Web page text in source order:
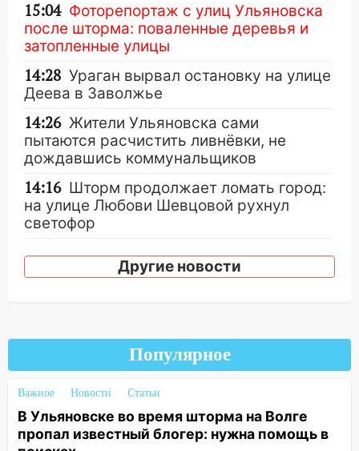
15:04 Фоторепортаж с улиц Ульяновска
после шторма: поваленные деревья и
затопленные улицы
14:28 Ураган вырвал остановку на улице
Деева в Заволжье
14:26 Жители Ульяновска сами
пытаются расчистить ливнёвки, не
дождавшись коммунальщиков
14:16 Шторм продолжает ломать город:
на улице Любови Шевцовой рухнул
светофор
14:14 Студента из Ульяновска обманули
мошенники под видом преподавателя
после непогоды
В Новом городе ураганным
строящегося дома
13:54
В мэрии Ульяновска рассказали,
Другие новости
Популярное
Важное Новости Статьи
В Ульяновске во время шторма на Волге
пропал известный блогер: нужна помощь в